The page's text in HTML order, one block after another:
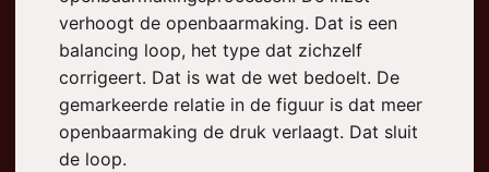
verhoogt de openbaarmaking. Dat is een
balancing loop, het type dat zichzelf
corrigeert. Dat is wat de wet bedoelt. De
gemarkeerde relatie in de figuur is dat meer
openbaarmaking de druk verlaagt. Dat sluit
de loop.